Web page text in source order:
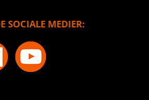
SOCIALE MEDIER: